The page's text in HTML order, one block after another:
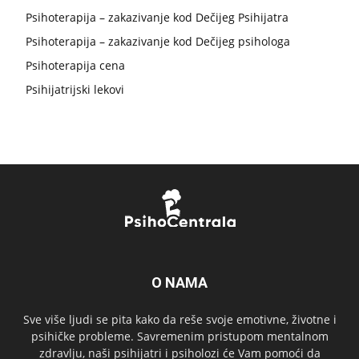
Psihoterapija – zakazivanje kod Dečijeg Psihijatra
Psihoterapija – zakazivanje kod Dečijeg psihologa
Psihoterapija cena
Psihijatrijski lekovi
O NAMA
Sve više ljudi se pita kako da reše svoje emotivne, životne i
psihičke probleme. Savremenim pristupom mentalnom
zdravlju, naši psihijatri i psiholozi će Vam pomoći da